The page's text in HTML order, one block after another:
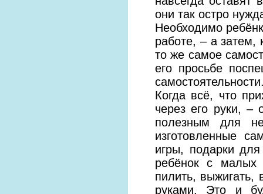
они так остро
Необходимо
работе, – а затем,
то же самое
его просьбе
Когда всё, что
через его руки, –
полезным для
изготовленные
игры, подарки
ребёнок с малых
пилить, выжигать,
руками. Это и